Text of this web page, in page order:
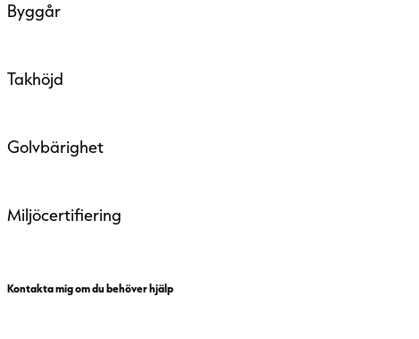
Byggår
Takhöjd
Golvbärighet
Miljöcertifiering
Kontakta mig om du behöver hjälp